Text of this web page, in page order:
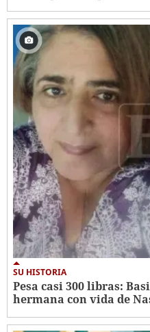
SU HISTORIA
Pesa casi 300 libras:
hermana con vida de